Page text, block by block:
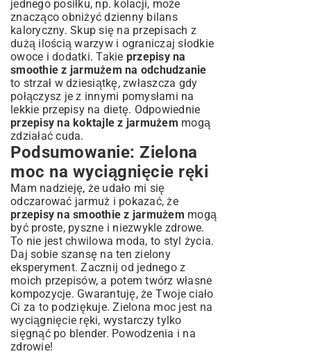
jednego posiłku, np. kolacji, może
znacząco obniżyć dzienny bilans
kaloryczny. Skup się na przepisach z
dużą ilością warzyw i ograniczaj słodkie
owoce i dodatki. Takie przepisy na
smoothie z jarmużem na odchudzanie
to strzał w dziesiątkę, zwłaszcza gdy
połączysz je z innymi pomysłami na
lekkie przepisy na dietę. Odpowiednie
przepisy na koktajle z jarmużem mogą
zdziałać cuda.
Podsumowanie: Zielona
moc na wyciągnięcie ręki
Mam nadzieję, że udało mi się
odczarować jarmuż i pokazać, że
przepisy na smoothie z jarmużem mogą
być proste, pyszne i niezwykle zdrowe.
To nie jest chwilowa moda, to styl życia.
Daj sobie szansę na ten zielony
eksperyment. Zacznij od jednego z
moich przepisów, a potem twórz własne
kompozycje. Gwarantuję, że Twoje ciało
Ci za to podziękuje. Zielona moc jest na
wyciągnięcie ręki, wystarczy tylko
sięgnąć po blender. Powodzenia i na
zdrowie!